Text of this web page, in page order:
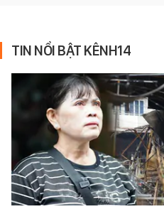
TIN NỔI BẬT KÊNH14